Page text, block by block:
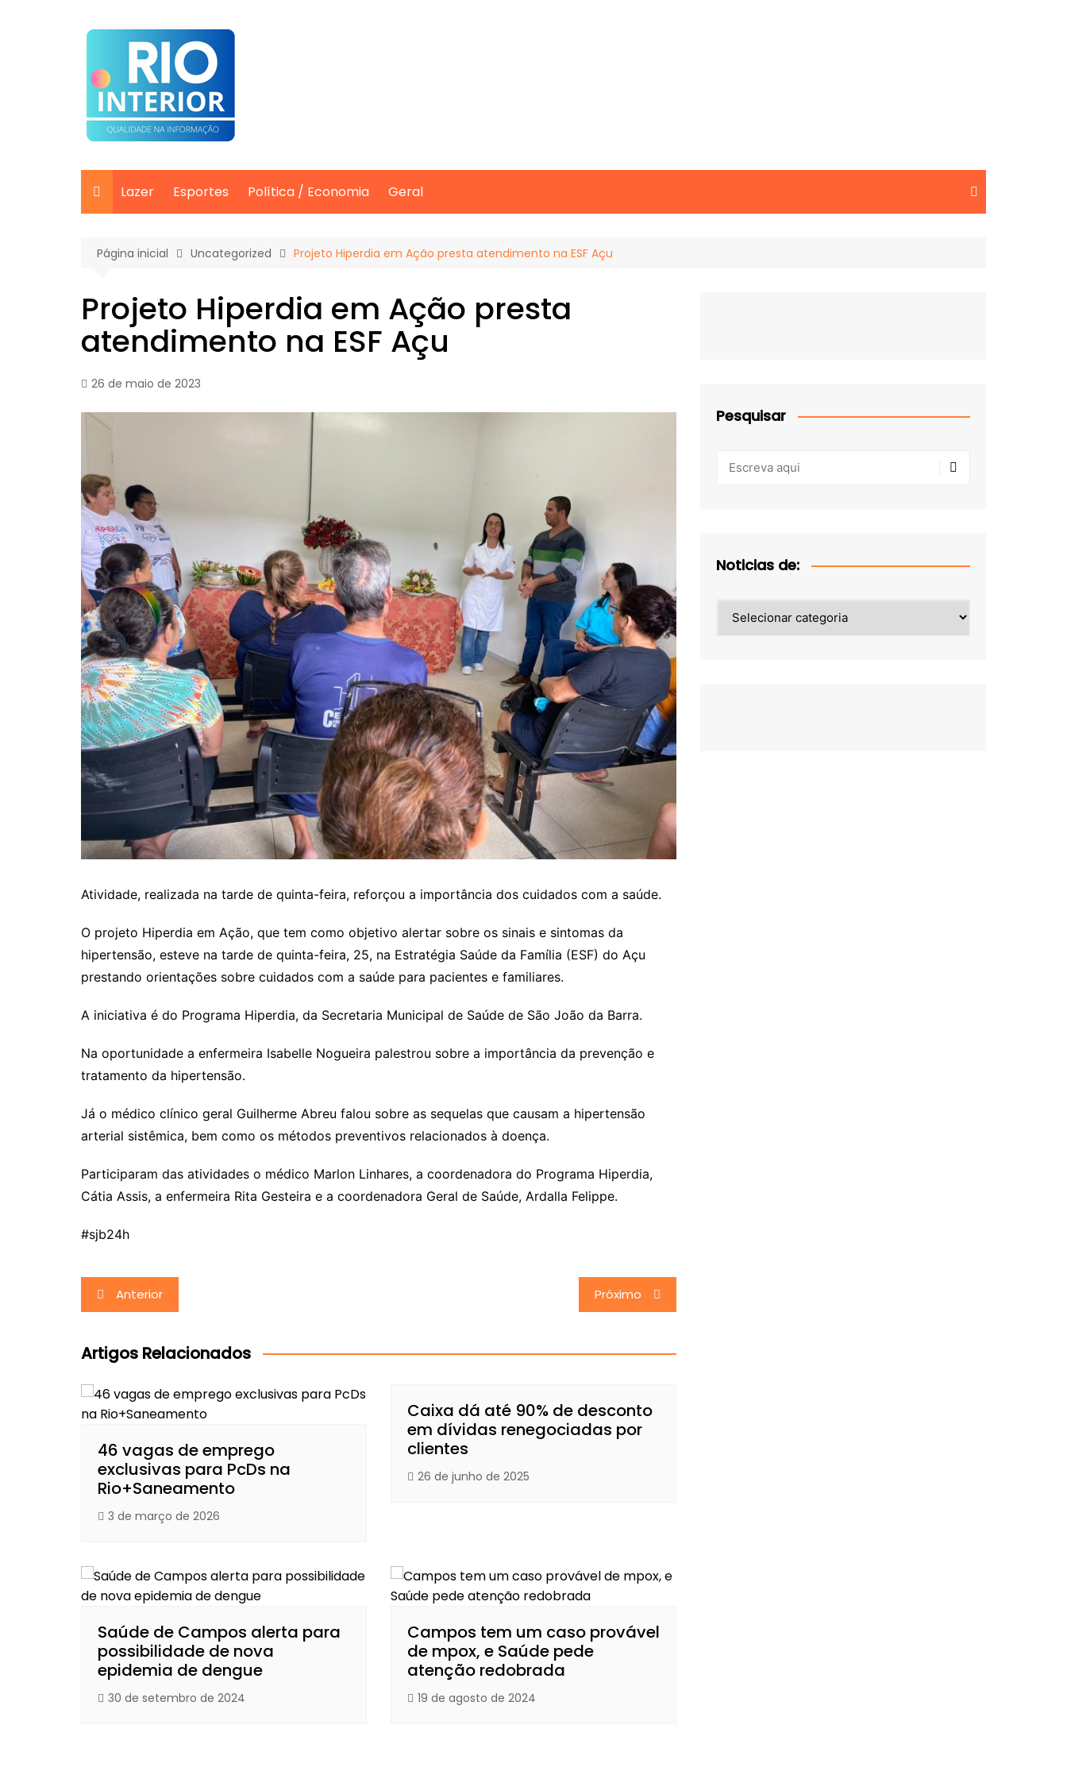
Lazer Esportes Política / Economia Geral
Página inicial Uncategorized Projeto Hiperdia em Ação presta atendimento na ESF Açu
Projeto Hiperdia em Ação presta
atendimento na ESF Açu
26 de maio de 2023
Atividade, realizada na tarde de quinta-feira, reforçou a importância dos cuidados com a saúde.
O projeto Hiperdia em Ação, que tem como objetivo alertar sobre os sinais e sintomas da
hipertensão, esteve na tarde de quinta-feira, 25, na Estratégia Saúde da Família (ESF) do Açu
prestando orientações sobre cuidados com a saúde para pacientes e familiares.
A iniciativa é do Programa Hiperdia, da Secretaria Municipal de Saúde de São João da Barra.
Na oportunidade a enfermeira Isabelle Nogueira palestrou sobre a importância da prevenção e
tratamento da hipertensão.
Já o médico clínico geral Guilherme Abreu falou sobre as sequelas que causam a hipertensão
arterial sistêmica, bem como os métodos preventivos relacionados à doença.
Participaram das atividades o médico Marlon Linhares, a coordenadora do Programa Hiperdia,
Cátia Assis, a enfermeira Rita Gesteira e a coordenadora Geral de Saúde, Ardalla Felippe.
#sjb24h
Navegação
de
Post
Anterior Próximo
Artigos Relacionados
46 vagas de emprego
exclusivas para PcDs na
Rio+Saneamento
3 de março de 2026
Caixa dá até 90% de desconto
em dívidas renegociadas por
clientes
26 de junho de 2025
Saúde de Campos alerta para
possibilidade de nova
epidemia de dengue
30 de setembro de 2024
Campos tem um caso provável
de mpox, e Saúde pede
atenção redobrada
19 de agosto de 2024
Pesquisar
Noticias de:
de: